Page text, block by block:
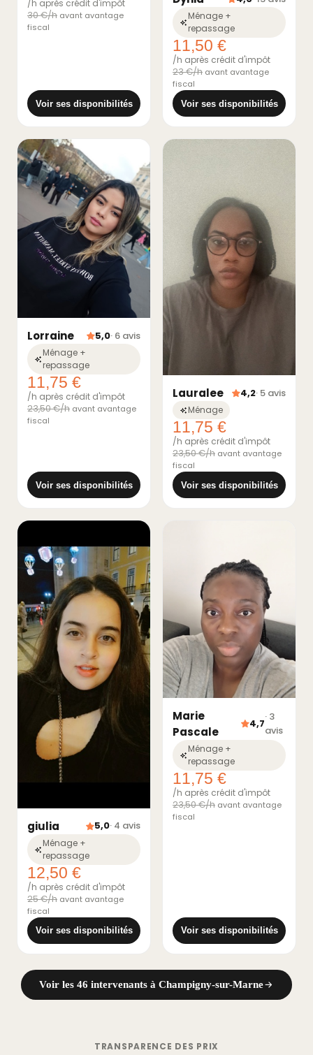
/h après crédit d'impôt
30 €/h avant avantage
fiscal
Voir ses disponibilités
Ménage +
repassage
11,50 €
/h après crédit d'impôt
23 €/h avant avantage
fiscal
Voir ses disponibilités
Lorraine 5,0· 6 avis
Ménage +
repassage
11,75 €
/h après crédit d'impôt
23,50 €/h avant avantage
fiscal
Voir ses disponibilités
Lauralee 4,2· 5 avis
Ménage
11,75 €
/h après crédit d'impôt
23,50 €/h avant avantage
fiscal
Voir ses disponibilités
giulia 5,0· 4 avis
Ménage +
repassage
12,50 €
/h après crédit d'impôt
25 €/h avant avantage
fiscal
Voir ses disponibilités
Marie
Pascale
4,7
· 3
avis
Ménage +
repassage
11,75 €
/h après crédit d'impôt
23,50 €/h avant avantage
fiscal
Voir ses disponibilités
Voir les 46 intervenants à Champigny-sur-Marne
TRANSPARENCE DES PRIX